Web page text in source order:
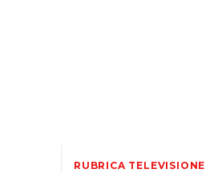
RUBRICA TELEVISIONE